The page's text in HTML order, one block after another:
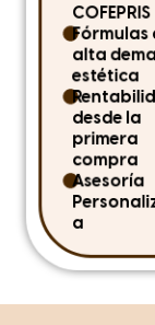
COFEPRIS
Fórmulas
alta
estética
desde la
primera
compra
Asesoría
a